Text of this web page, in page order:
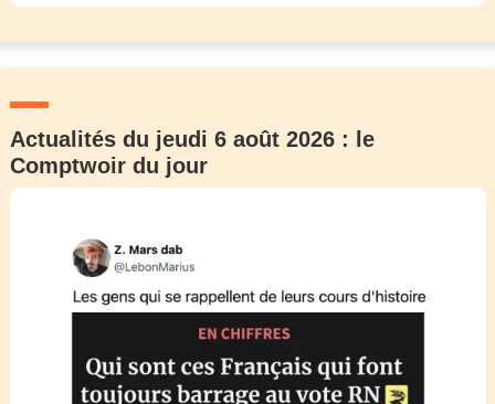
Actualités du jeudi 6 août 2026 : le
Comptwoir du jour